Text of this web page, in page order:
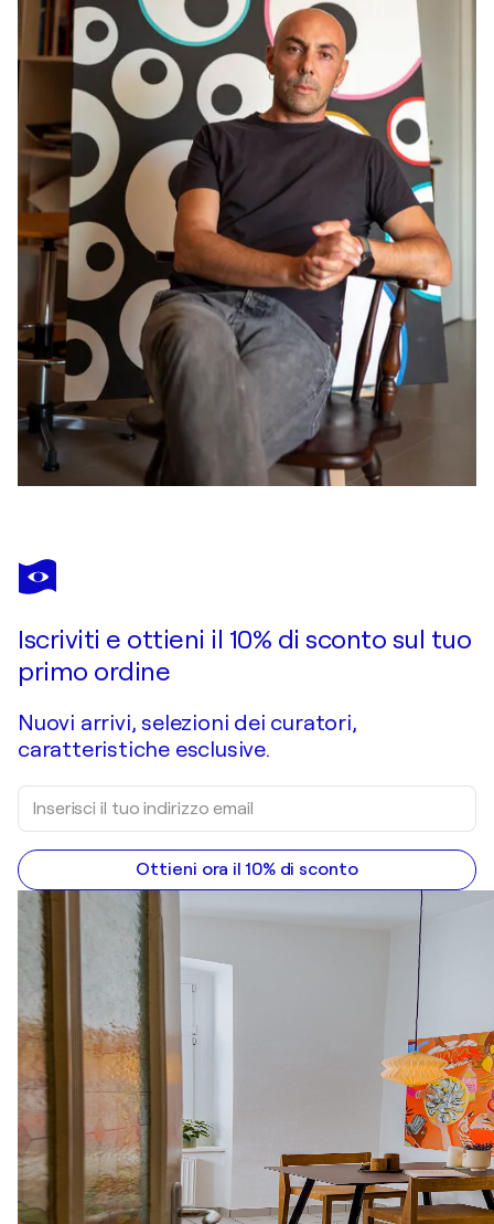
Iscriviti e ottieni il 10% di sconto sul tuo
primo ordine
Nuovi arrivi, selezioni dei curatori,
caratteristiche esclusive.
Ottieni ora il 10% di sconto